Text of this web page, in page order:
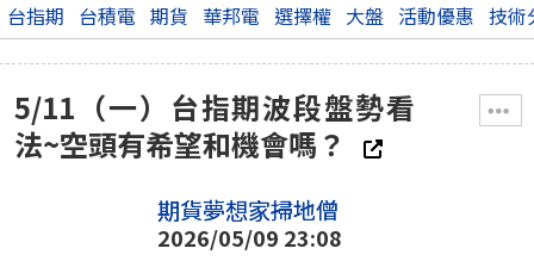
台指期 台積電 期貨 華邦電 選擇權 大盤 活動優惠 技術
5/11（一）台指期波段盤勢看
法~空頭有希望和機會嗎？
期貨夢想家掃地僧
2026/05/09 23:08